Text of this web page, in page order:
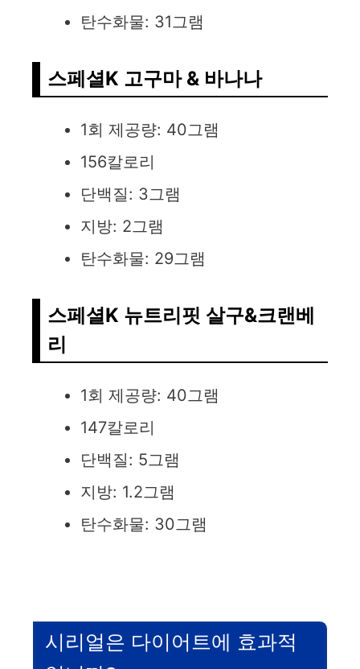
탄수화물: 31그램
스페셜K 고구마 & 바나나
1회 제공량: 40그램
156칼로리
단백질: 3그램
지방: 2그램
탄수화물: 29그램
스페셜K 뉴트리핏 살구&크랜베
리
1회 제공량: 40그램
147칼로리
단백질: 5그램
지방: 1.2그램
탄수화물: 30그램
시리얼은 다이어트에 효과적